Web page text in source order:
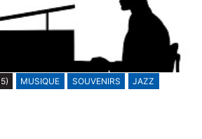
MUSIQUE SOUVENIRS JAZZ